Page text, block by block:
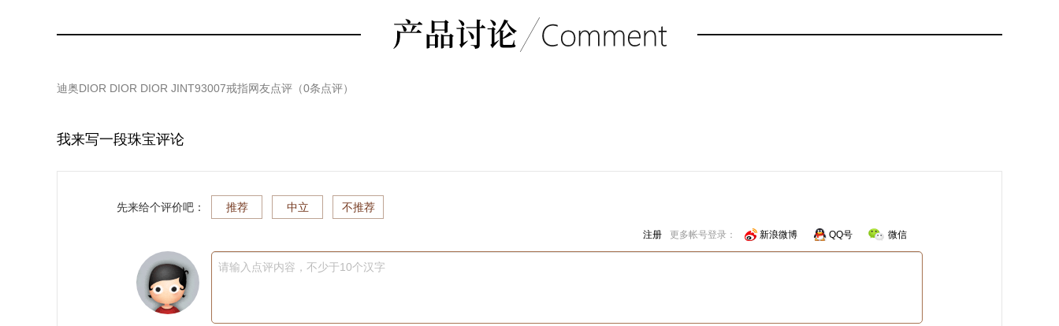
迪奥DIOR DIOR DIOR JINT93007戒指网友点评（0条点评）
我来写一段珠宝评论
先来给个评价吧： 推荐 中立 不推荐
注册 更多帐号登录： 新浪微博 QQ号 微信
请输入点评内容，不少于10个汉字